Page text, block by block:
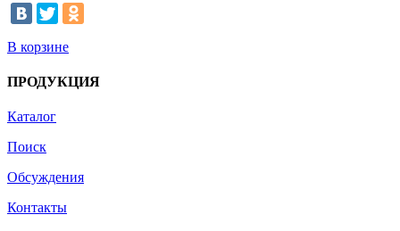
В корзине
ПРОДУКЦИЯ
Каталог
Поиск
Обсуждения
Контакты